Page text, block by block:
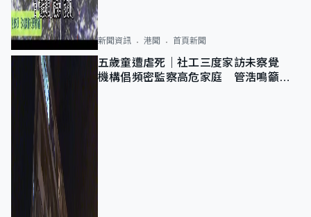
新聞資訊 港聞 首頁新聞
五歲童遭虐死｜社工三度家訪未察覺
機構倡頻密監察高危家庭 管浩鳴籲加